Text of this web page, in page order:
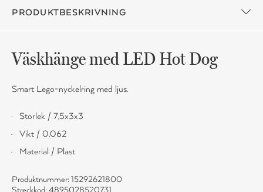
PRODUKTBESKRIVNING
Väskhänge med LED Hot Dog
Smart Lego-nyckelring med ljus.
Storlek / 7,5x3x3
Vikt / 0.062
Material / Plast
Produktnummer: 15292621800
Streckkod: 4895028520731